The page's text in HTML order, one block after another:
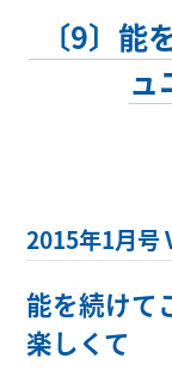
〔9〕能
ュ
2015年1月号
能を続けて
楽しくて